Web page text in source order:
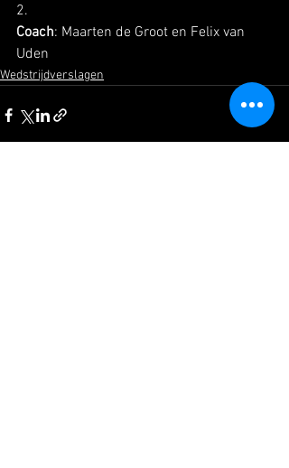
2.
Coach: Maarten de Groot en Felix van
Uden
Wedstrijdverslagen